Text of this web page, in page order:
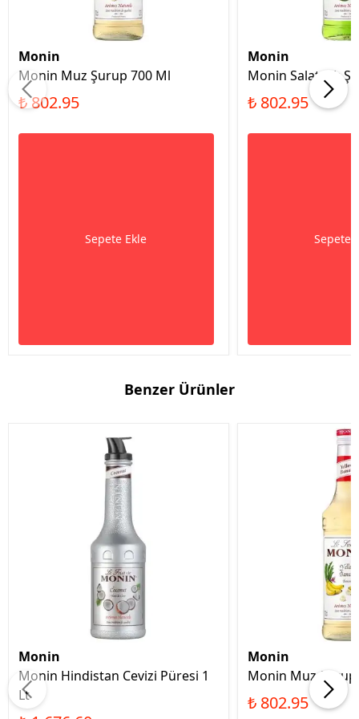
Monin
Monin Muz Şurup 700 Ml
₺ 802.95
Sepete Ekle
Monin
Monin Salatalık
₺ 802.95
Sepete
Benzer Ürünler
Monin
Monin Hindistan Cevizi Püresi 1
Lt
Monin
Monin Muz
₺ 802.95